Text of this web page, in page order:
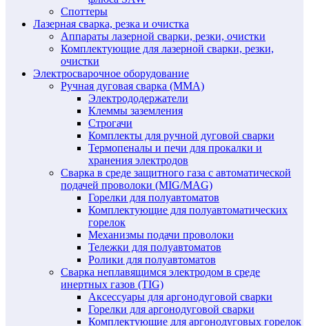
Споттеры
Лазерная сварка, резка и очистка
Аппараты лазерной сварки, резки, очистки
Комплектующие для лазерной сварки, резки,
очистки
Электросварочное оборудование
Ручная дуговая сварка (MMA)
Электрододержатели
Клеммы заземления
Строгачи
Комплекты для ручной дуговой сварки
Термопеналы и печи для прокалки и
хранения электродов
Сварка в среде защитного газа с автоматической
подачей проволоки (MIG/MAG)
Горелки для полуавтоматов
Комплектующие для полуавтоматических
горелок
Механизмы подачи проволоки
Тележки для полуавтоматов
Ролики для полуавтоматов
Сварка неплавящимся электродом в среде
инертных газов (TIG)
Аксессуары для аргонодуговой сварки
Горелки для аргонодуговой сварки
Комплектующие для аргонодуговых горелок